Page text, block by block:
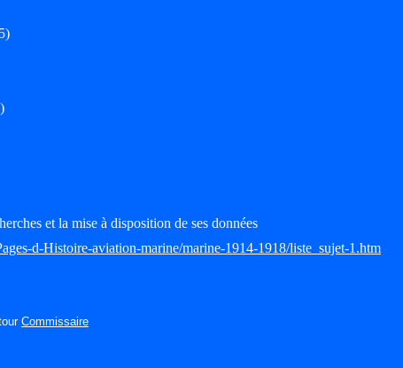
et la mise à disposition de ses données
d-Histoire-aviation-marine/marine-1914-1918/liste_sujet-1.htm
Commissaire